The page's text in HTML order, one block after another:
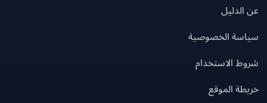
الخصوصية
الاستخدام
الموقع